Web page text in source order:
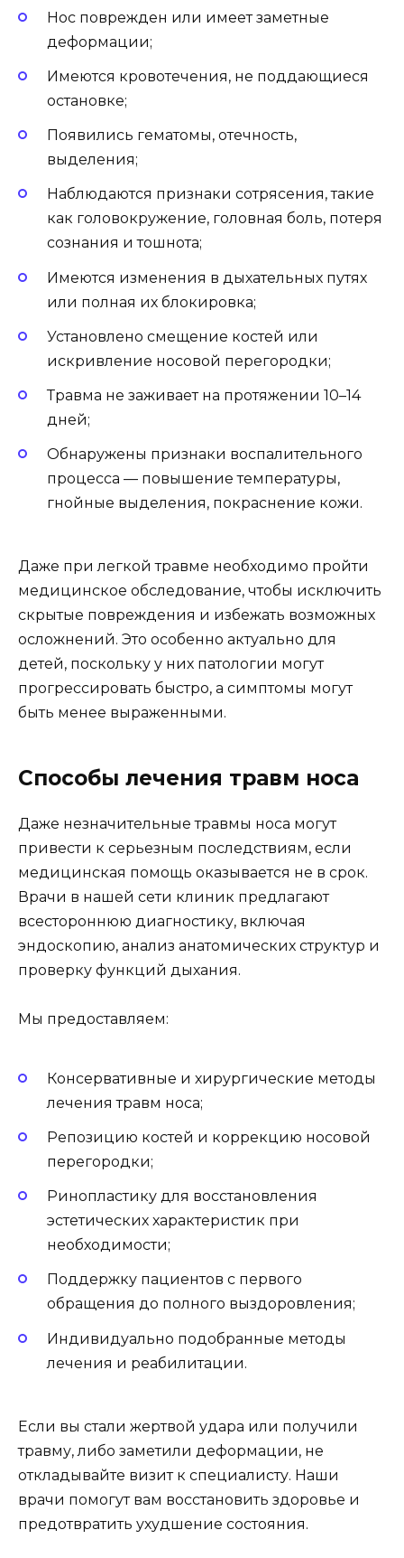
Нос поврежден или имеет заметные
деформации;
Имеются кровотечения, не поддающиеся
остановке;
Появились гематомы, отечность,
выделения;
Наблюдаются признаки сотрясения, такие
как головокружение, головная боль, потеря
сознания и тошнота;
Имеются изменения в дыхательных путях
или полная их блокировка;
Установлено смещение костей или
искривление носовой перегородки;
Травма не заживает на протяжении 10–14
дней;
Обнаружены признаки воспалительного
процесса — повышение температуры,
гнойные выделения, покраснение кожи.
Даже при легкой травме необходимо пройти
медицинское обследование, чтобы исключить
скрытые повреждения и избежать возможных
осложнений. Это особенно актуально для
детей, поскольку у них патологии могут
прогрессировать быстро, а симптомы могут
быть менее выраженными.
Способы лечения травм носа
Даже незначительные травмы носа могут
привести к серьезным последствиям, если
медицинская помощь оказывается не в срок.
Врачи в нашей сети клиник предлагают
всестороннюю диагностику, включая
эндоскопию, анализ анатомических структур и
проверку функций дыхания.
Мы предоставляем:
Консервативные и хирургические методы
лечения травм носа;
Репозицию костей и коррекцию носовой
перегородки;
Ринопластику для восстановления
эстетических характеристик при
необходимости;
Поддержку пациентов с первого
обращения до полного выздоровления;
Индивидуально подобранные методы
лечения и реабилитации.
Если вы стали жертвой удара или получили
травму, либо заметили деформации, не
откладывайте визит к специалисту. Наши
врачи помогут вам восстановить здоровье и
предотвратить ухудшение состояния.